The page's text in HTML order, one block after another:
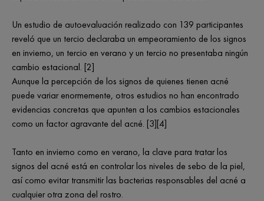
Un estudio de autoevaluación realizado con 139 participantes
reveló que un tercio declaraba un empeoramiento de los signos
en invierno, un tercio en verano y un tercio no presentaba ningún
cambio estacional. [2]
Aunque la percepción de los signos de quienes tienen acné
puede variar enormemente, otros estudios no han encontrado
evidencias concretas que apunten a los cambios estacionales
como un factor agravante del acné. [3][4]
Tanto en invierno como en verano, la clave para tratar los
signos del acné está en controlar los niveles de sebo de la piel,
así como evitar transmitir las bacterias responsables del acné a
cualquier otra zona del rostro.